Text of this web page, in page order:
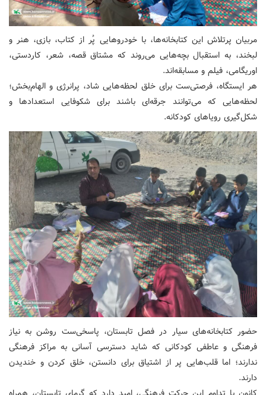
مربیان پرتلاش این کتابخانه‌ها، با خودروهایی پُر از کتاب، بازی، هنر و
لبخند، به استقبال بچه‌هایی می‌روند که مشتاق قصه، شعر، کاردستی،
اوریگامی، فیلم و مسابقه‌اند.
هر ایستگاه، فرصتی‌ست برای خلق لحظه‌هایی شاد، پرانرژی و الهام‌بخش؛
لحظه‌هایی که می‌توانند جرقه‌ای باشند برای شکوفایی استعدادها و
شکل‌گیری رویاهای کودکانه.
حضور کتابخانه‌های سیار در فصل تابستان، پاسخی‌ست روشن به نیاز
فرهنگی و عاطفی کودکانی که شاید دسترسی آسانی به مراکز فرهنگی
ندارند؛ اما قلب‌هایی پر از اشتیاق برای دانستن، خلق کردن و خندیدن
دارند.